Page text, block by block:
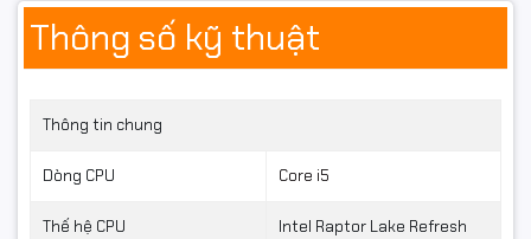
Thông số kỹ thuật
Thông tin chung
Dòng CPU Core i5
Thế hệ CPU Intel Raptor Lake Refresh